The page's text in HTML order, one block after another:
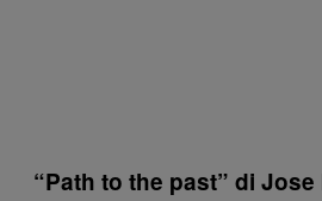
“Path to the past” di